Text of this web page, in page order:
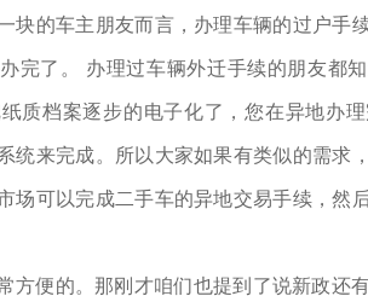
块的车主朋友而言，办理车辆的过户手
完了。 办理过车辆外迁手续的朋友都
质档案逐步的电子化了，您在异地办
统来完成。所以大家如果有类似的需求
场可以完成二手车的异地交易手续，然
方便的。那刚才咱们也提到了说新政还